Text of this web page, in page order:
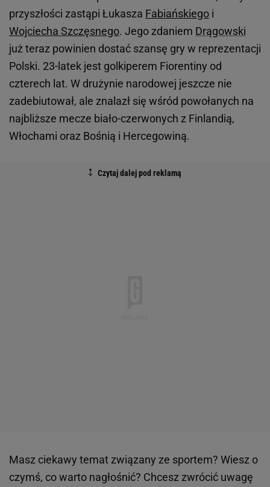
przyszłości zastąpi Łukasza Fabiańskiego i
Wojciecha Szczęsnego. Jego zdaniem Drągowski
już teraz powinien dostać szansę gry w reprezentacji
Polski. 23-latek jest golkiperem Fiorentiny od
czterech lat. W drużynie narodowej jeszcze nie
zadebiutował, ale znalazł się wśród powołanych na
najbliższe mecze biało-czerwonych z Finlandią,
Włochami oraz Bośnią i Hercegowiną.
Masz ciekawy temat związany ze sportem? Wiesz o
czymś, co warto nagłośnić? Chcesz zwrócić uwagę